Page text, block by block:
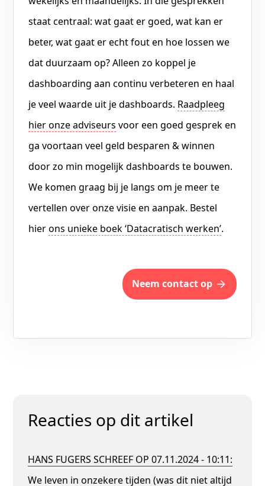
staat centraal: wat gaat er goed, wat kan er
beter, wat gaat er echt fout en hoe lossen we
dat duurzaam op? Alleen zo koppel je
dashboarding aan continu verbeteren en haal
je veel waarde uit je dashboards. Raadpleeg
hier onze adviseurs voor een goed gesprek en
ga voortaan veel geld besparen & winnen
door zo min mogelijk dashboards te bouwen.
We komen graag bij je langs om je meer te
vertellen over onze visie en aanpak. Bestel
hierons unieke boek ‘Datacratisch werken’.
neem contact op
Reacties op dit artikel
HANS FUGERS SCHREEF OP 07.11.2024 - 10:11:
We leven in onzekere tijden (was dit niet altijd